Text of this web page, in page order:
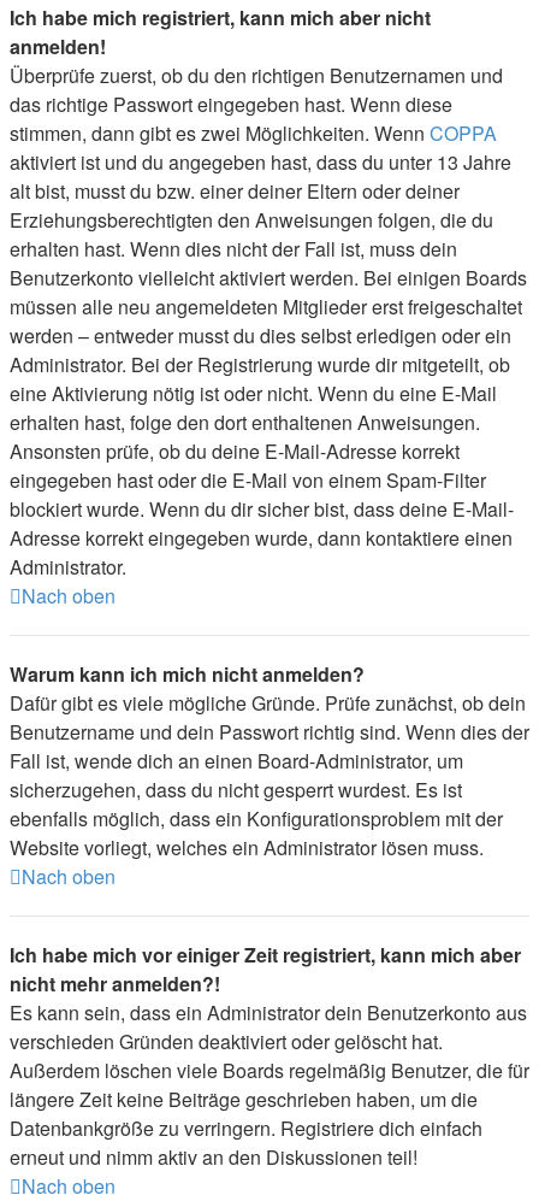
Ich habe mich registriert, kann mich aber nicht
anmelden!
Überprüfe zuerst, ob du den richtigen Benutzernamen und
das richtige Passwort eingegeben hast. Wenn diese
stimmen, dann gibt es zwei Möglichkeiten. Wenn COPPA
aktiviert ist und du angegeben hast, dass du unter 13 Jahre
alt bist, musst du bzw. einer deiner Eltern oder deiner
Erziehungsberechtigten den Anweisungen folgen, die du
erhalten hast. Wenn dies nicht der Fall ist, muss dein
Benutzerkonto vielleicht aktiviert werden. Bei einigen Boards
müssen alle neu angemeldeten Mitglieder erst freigeschaltet
werden – entweder musst du dies selbst erledigen oder ein
Administrator. Bei der Registrierung wurde dir mitgeteilt, ob
eine Aktivierung nötig ist oder nicht. Wenn du eine E-Mail
erhalten hast, folge den dort enthaltenen Anweisungen.
Ansonsten prüfe, ob du deine E-Mail-Adresse korrekt
eingegeben hast oder die E-Mail von einem Spam-Filter
blockiert wurde. Wenn du dir sicher bist, dass deine E-Mail-
Adresse korrekt eingegeben wurde, dann kontaktiere einen
Administrator.
Nach oben
Warum kann ich mich nicht anmelden?
Dafür gibt es viele mögliche Gründe. Prüfe zunächst, ob dein
Benutzername und dein Passwort richtig sind. Wenn dies der
Fall ist, wende dich an einen Board-Administrator, um
sicherzugehen, dass du nicht gesperrt wurdest. Es ist
ebenfalls möglich, dass ein Konfigurationsproblem mit der
Website vorliegt, welches ein Administrator lösen muss.
Nach oben
Ich habe mich vor einiger Zeit registriert, kann mich aber
nicht mehr anmelden?!
Es kann sein, dass ein Administrator dein Benutzerkonto aus
verschieden Gründen deaktiviert oder gelöscht hat.
Außerdem löschen viele Boards regelmäßig Benutzer, die für
längere Zeit keine Beiträge geschrieben haben, um die
Datenbankgröße zu verringern. Registriere dich einfach
erneut und nimm aktiv an den Diskussionen teil!
Nach oben